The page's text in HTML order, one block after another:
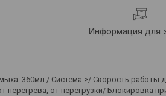
Информация для
360мл / Система >/ Скорость работы
от перегрузки/ Блокировка